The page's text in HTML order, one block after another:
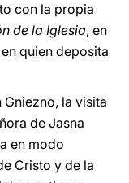
con la propia
de la Iglesia, en
quien deposita
la visita
de Jasna
en modo
Cristo y de la